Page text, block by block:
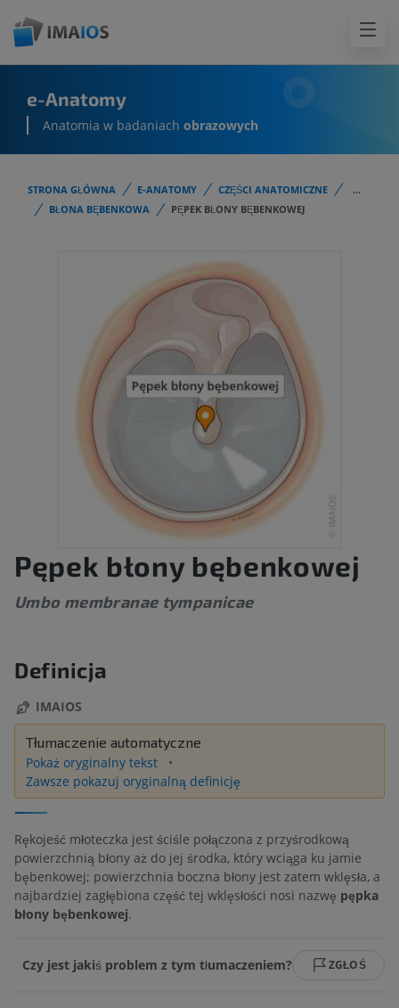
e-Anatomy
Anatomia w badaniach obrazowych
STRONA GŁÓWNA E-ANATOMY CZĘŚCI ANATOMICZNE
...
BŁONA BĘBENKOWA
PĘPEK BŁONY BĘBENKOWEJ
Pępek błony bębenkowej
Umbo membranae tympanicae
Definicja
IMAIOS
Tłumaczenie automatyczne
Pokaż oryginalny tekst
Zawsze pokazuj oryginalną definicję
Rękojeść młoteczka jest ściśle połączona z przyśrodkową
powierzchnią błony aż do jej środka, który wciąga ku jamie
bębenkowej; powierzchnia boczna błony jest zatem wklęsła, a
najbardziej zagłębiona część tej wklęsłości nosi nazwę pępka
błony bębenkowej.
Czy jest jakiś problem z tym tłumaczeniem? ZGŁOŚ